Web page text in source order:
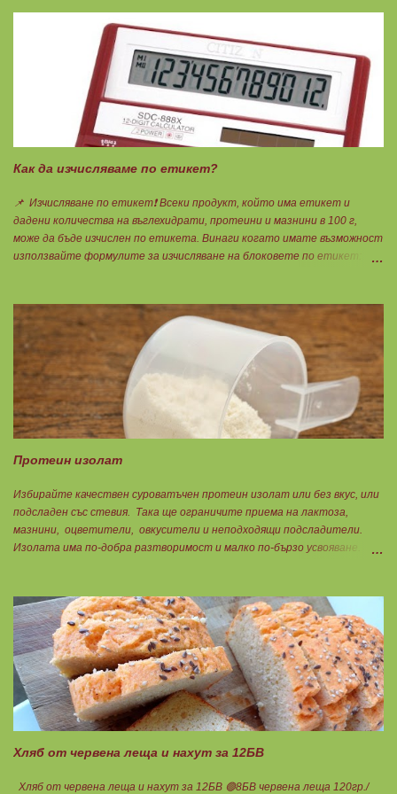
Как да изчисляваме по етикет?
📌 Изчисляване по етикет❗ Всеки продукт, който има етикет и
дадени количества на въглехидрати, протеини и мазнини в 100 г,
може да бъде изчислен по етикета. Винаги когато имате възможност
използвайте формулите за изчисляване на блоковете по етикет:
въглехидрати в 100 г = количеството въглехидрати за 1 блок.
Мазнини: 150 : количеството мазнини в 100 г продукт = мазнините за
1 блок.
Протеин изолат
Избирайте качествен суроватъчен протеин изолат или без вкус, или
подсладен със стевия. Така ще ограничите приема на лактоза,
мазнини, оцветители, овкусители и неподходящи подсладители.
Изолата има по-добра разтворимост и малко по-бързо усвояване.
филтрация при качествените продукти отстранява млечната захар
и по този начин се избягват проблемите със алергии, задържане на
вода, подуване на стомаха, диария или друг тип дискомфорт.
Хляб от червена леща и нахут за 12БВ
Хляб от червена леща и нахут за 12БВ 🟢8БВ червена леща 120гр./